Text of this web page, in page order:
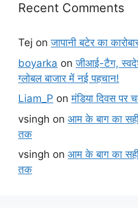
Recent Comments
Tej onजापानी बटेर का
boyarka onजीआई-टैग,
ग्लोबल बाजार में नई पहचान!
Liam_P onमंडिया दिवस पर
vsingh on आम के बाग का
तक
vsingh on आम के बाग का
तक